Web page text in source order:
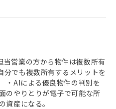
当営業の方から物件は複数所有
でも複数所有するメリットを
・AIによる優良物件の判別を
のやりとりが電子で可能な所
資産になる。